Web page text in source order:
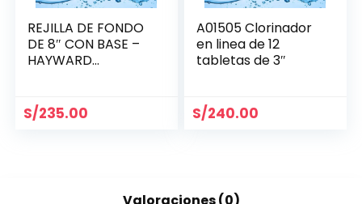
REJILLA DE FONDO
DE 8″ CON BASE –
HAYWARD
S/235.00
A01505 Clorinador
en linea de 12
tabletas de 3″
S/240.00
Valoraciones (0)